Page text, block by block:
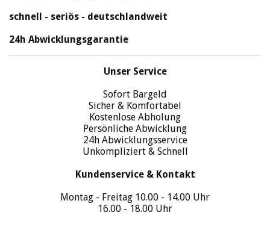
schnell - seriös - deutschlandweit
24h Abwicklungsgarantie
Unser Service
Sofort Bargeld
Sicher & Komfortabel
Kostenlose Abholung
Persönliche Abwicklung
24h Abwicklungsservice
Unkompliziert & Schnell
Kundenservice & Kontakt
Montag - Freitag 10.00 - 14.00 Uhr
16.00 - 18.00 Uhr